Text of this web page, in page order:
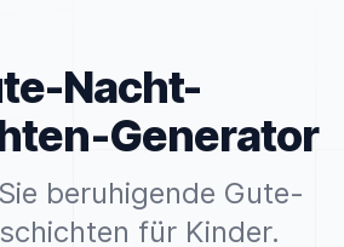
Nacht-
Generator
beruhigende Gute-
für Kinder.